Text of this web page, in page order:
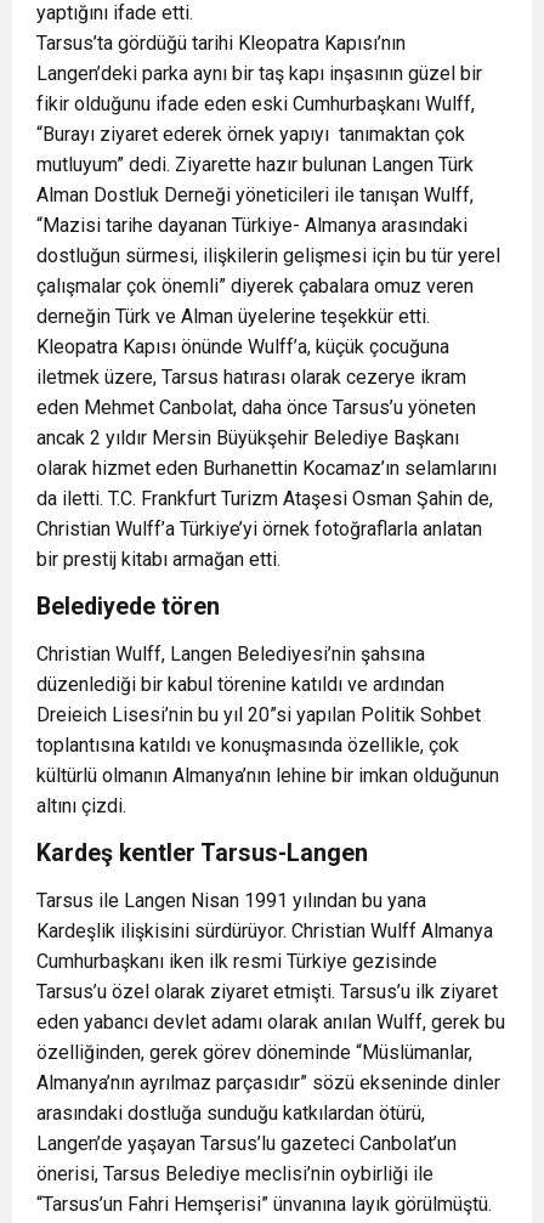
yaptığını ifade etti.
Tarsus’ta gördüğü tarihi Kleopatra Kapısı’nın
Langen’deki parka aynı bir taş kapı inşasının güzel bir
fikir olduğunu ifade eden eski Cumhurbaşkanı Wulff,
“Burayı ziyaret ederek örnek yapıyı tanımaktan çok
mutluyum” dedi. Ziyarette hazır bulunan Langen Türk
Alman Dostluk Derneği yöneticileri ile tanışan Wulff,
“Mazisi tarihe dayanan Türkiye- Almanya arasındaki
dostluğun sürmesi, ilişkilerin gelişmesi için bu tür yerel
çalışmalar çok önemli” diyerek çabalara omuz veren
derneğin Türk ve Alman üyelerine teşekkür etti.
Kleopatra Kapısı önünde Wulff’a, küçük çocuğuna
iletmek üzere, Tarsus hatırası olarak cezerye ikram
eden Mehmet Canbolat, daha önce Tarsus’u yöneten
ancak 2 yıldır Mersin Büyükşehir Belediye Başkanı
olarak hizmet eden Burhanettin Kocamaz’ın selamlarını
da iletti. T.C. Frankfurt Turizm Ataşesi Osman Şahin de,
Christian Wulff’a Türkiye’yi örnek fotoğraflarla anlatan
bir prestij kitabı armağan etti.
Belediyede tören
Christian Wulff, Langen Belediyesi’nin şahsına
düzenlediği bir kabul törenine katıldı ve ardından
Dreieich Lisesi’nin bu yıl 20”si yapılan Politik Sohbet
toplantısına katıldı ve konuşmasında özellikle, çok
kültürlü olmanın Almanya’nın lehine bir imkan olduğunun
altını çizdi.
Kardeş kentler Tarsus-Langen
Tarsus ile Langen Nisan 1991 yılından bu yana
Kardeşlik ilişkisini sürdürüyor. Christian Wulff Almanya
Cumhurbaşkanı iken ilk resmi Türkiye gezisinde
Tarsus’u özel olarak ziyaret etmişti. Tarsus’u ilk ziyaret
eden yabancı devlet adamı olarak anılan Wulff, gerek bu
özelliğinden, gerek görev döneminde “Müslümanlar,
Almanya’nın ayrılmaz parçasıdır” sözü ekseninde dinler
arasındaki dostluğa sunduğu katkılardan ötürü,
Langen’de yaşayan Tarsus’lu gazeteci Canbolat’un
önerisi, Tarsus Belediye meclisi’nin oybirliği ile
“Tarsus’un Fahri Hemşerisi” ünvanına layık görülmüştü.